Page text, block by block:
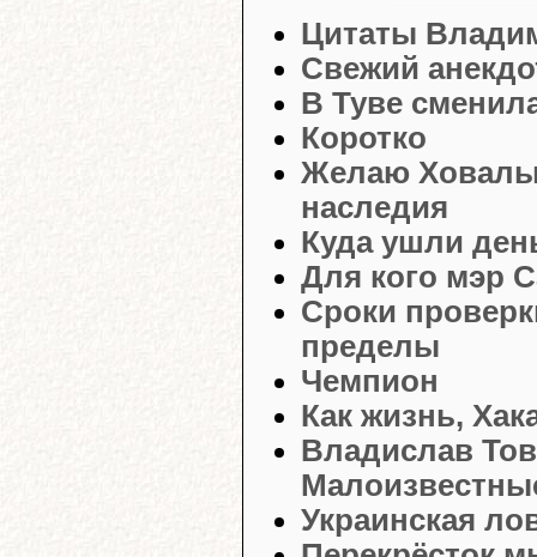
Цитаты
Свежий
В Туве
Коротко
Желаю
наследия
Куда ушли
Для кого мэр
Сроки
пределы
Чемпион
Как жизнь,
Владислав
Украинская